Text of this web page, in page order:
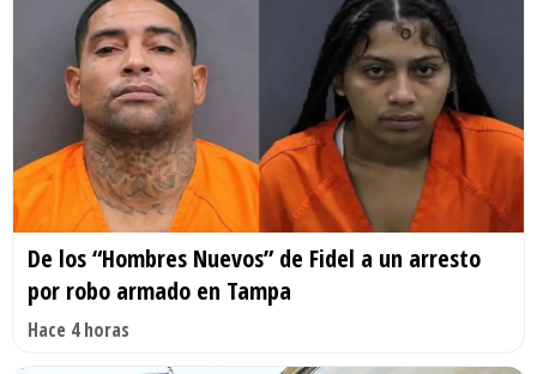
De los “Hombres Nuevos” de Fidel a un arresto
por robo armado en Tampa
Hace 4 horas